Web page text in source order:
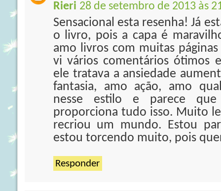
Rieri 28 de setembro de 2013 às
Sensacional esta resenha! Já
o livro, pois a capa é
amo livros com muitas
vi vários comentários ótimos
ele tratava a ansiedade
fantasia, amo ação, amo
nesse estilo e parece
proporciona tudo isso. Muito
recriou um mundo. Estou
estou torcendo muito, pois
Responder